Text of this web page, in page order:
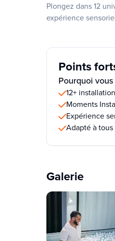
Plongez dans 12
expérience
Points
Pourquoi
12+
Moments
Expérience
Adapté à
Galerie